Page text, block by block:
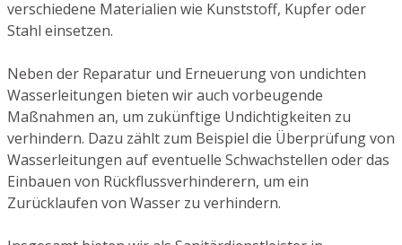
verschiedene Materialien wie Kunststoff, Kupfer oder
Stahl einsetzen.
Neben der Reparatur und Erneuerung von undichten
Wasserleitungen bieten wir auch vorbeugende
Maßnahmen an, um zukünftige Undichtigkeiten zu
verhindern. Dazu zählt zum Beispiel die Überprüfung von
Wasserleitungen auf eventuelle Schwachstellen oder das
Einbauen von Rückflussverhinderern, um ein
Zurücklaufen von Wasser zu verhindern.